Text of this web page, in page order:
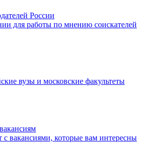
России
для работы по мнению соискателей
вузы и московские факультеты
с вакансиями, которые вам интересны